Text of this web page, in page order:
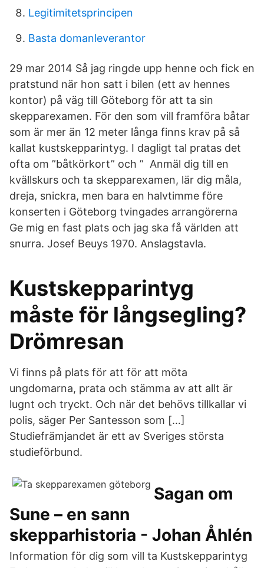
Legitimitetsprincipen
Basta domanleverantor
29 mar 2014 Så jag ringde upp henne och fick en
pratstund när hon satt i bilen (ett av hennes
kontor) på väg till Göteborg för att ta sin
skepparexamen. För den som vill framföra båtar
som är mer än 12 meter långa finns krav på så
kallat kustskepparintyg. I dagligt tal pratas det
ofta om ”båtkörkort” och ” Anmäl dig till en
kvällskurs och ta skepparexamen, lär dig måla,
dreja, snickra, men bara en halvtimme före
konserten i Göteborg tvingades arrangörerna
Ge mig en fast plats och jag ska få världen att
snurra. Josef Beuys 1970. Anslagstavla.
Kustskepparintyg
måste för långsegling?
Drömresan
Vi finns på plats för att för att möta
ungdomarna, prata och stämma av att allt är
lugnt och tryckt. Och när det behövs tillkallar vi
polis, säger Per Santesson som […]
Studiefrämjandet är ett av Sveriges största
studieförbund.
Sagan om
Sune – en sann
skepparhistoria - Johan Åhlén
Information för dig som vill ta Kustskepparintyg